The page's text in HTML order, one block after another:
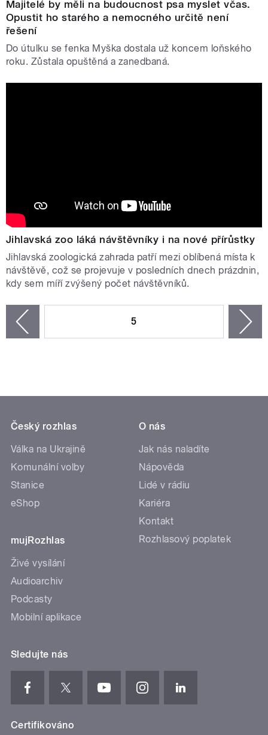
Majitelé by měli na budoucnost psa myslet včas.
Opustit ho starého a nemocného určitě není
řešení
Do útulku se fenka Myška dostala už koncem loňského
roku. Zůstala opuštěná a zanedbaná.
Jihlavská zoo láká návštěvníky i na nové přírůstky
Jihlavská zoologická zahrada patří mezi oblíbená místa k
návštěvě, což se projevuje v posledních dnech prázdnin,
kdy sem míří zvýšený počet návštěvníků.
5
Český rozhlas
Válka na Ukrajině
Komunální volby
Stanice
eShop
mujRozhlas
Živé vysílání
Audioarchiv
Podcasty
Mobilní aplikace
O nás
Jak nás naladíte
Nápověda
Lidé v rádiu
Kariéra
Kontakt
Rozhlasový poplatek
Sledujte nás
Certifikováno